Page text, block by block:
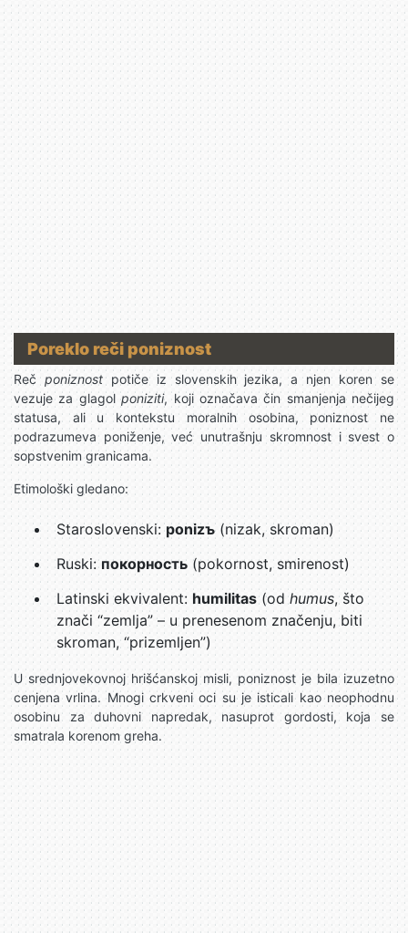
Poreklo reči poniznost
Reč poniznostpotiče iz slovenskih jezika, a njen koren se
vezuje za glagolponiziti, koji označava čin smanjenja nečijeg
statusa, ali u kontekstu moralnih osobina, poniznost ne
podrazumeva poniženje, već unutrašnju skromnost i svest o
sopstvenim granicama.
Etimološki gledano:
Staroslovenski:ponizъ(nizak, skroman)
Ruski:покорность (pokornost, smirenost)
Latinski ekvivalent: humilitas(odhumus, što
znači “zemlja” – u prenesenom značenju, biti
skroman, “prizemljen”)
U srednjovekovnoj hrišćanskoj misli, poniznost je bila izuzetno
cenjena vrlina. Mnogi crkveni oci su je isticali kao neophodnu
osobinu za duhovni napredak, nasuprot gordosti, koja se
smatrala korenom greha.